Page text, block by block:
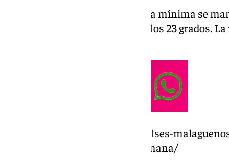
En cuanto a las temperaturas, la mínima se
16 grados, y la máxima rondará los 23 grados.
https://www.101tv.es/los-embalses-
cubicos-mas-que-hace-una-semana/